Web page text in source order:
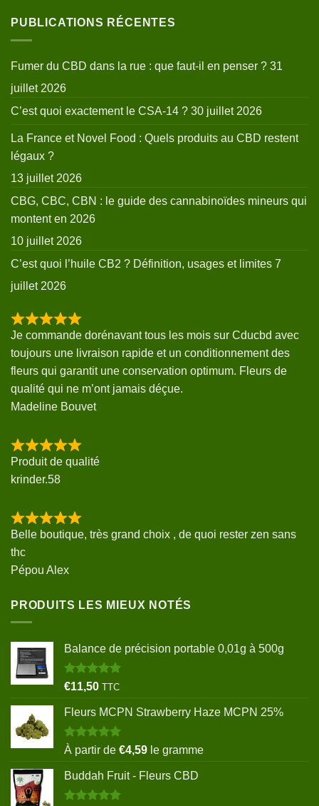
PUBLICATIONS RÉCENTES
Fumer du CBD dans la rue : que faut-il en penser ? 31
juillet 2026
C’est quoi exactement le CSA-14 ? 30 juillet 2026
La France et Novel Food : Quels produits au CBD restent
légaux ?
13 juillet 2026
CBG, CBC, CBN : le guide des cannabinoïdes mineurs qui
montent en 2026
10 juillet 2026
C’est quoi l’huile CB2 ? Définition, usages et limites 7
juillet 2026
Je commande dorénavant tous les mois sur Cducbd avec
toujours une livraison rapide et un conditionnement des
fleurs qui garantit une conservation optimum. Fleurs de
qualité qui ne m’ont jamais déçue.
Madeline Bouvet
Produit de qualité
krinder.58
Belle boutique, très grand choix , de quoi rester zen sans
thc
Pépou Alex
PRODUITS LES MIEUX NOTÉS
Balance de précision portable 0,01g à 500g
Note5.00
€11,50 TTC
Fleurs MCPN Strawberry Haze MCPN 25%
Note5.00
sur 5
À partir de €4,59 le gramme
Buddah Fruit - Fleurs CBD